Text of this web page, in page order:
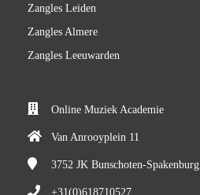
Zangles Leiden
Zangles Almere
Zangles Leeuwarden
Online Muziek Academie
Van Anrooyplein 11
3752 JK Bunschoten-Spakenburg
+31(0)618710527